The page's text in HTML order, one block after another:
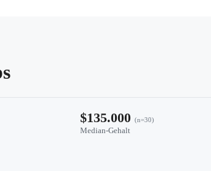
$135.000 (n=30)
Median-Gehalt